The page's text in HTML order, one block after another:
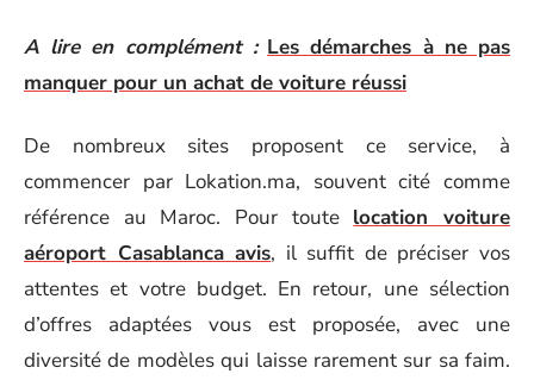
A lire en complément : Les démarches à ne pas
manquer pour un achat de voiture réussi
De nombreux sites proposent ce service, à
commencer par Lokation.ma, souvent cité comme
référence au Maroc. Pour toute location voiture
aéroport Casablanca avis, il suffit de préciser vos
attentes et votre budget. En retour, une sélection
d’offres adaptées vous est proposée, avec une
diversité de modèles qui laisse rarement sur sa faim.